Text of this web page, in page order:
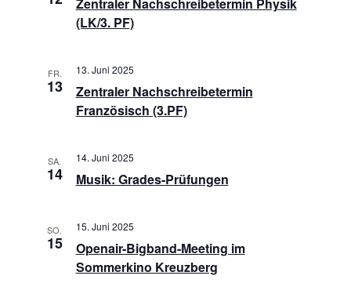
(LK/3. PF)
FR.
13
Zentraler Nachschreibetermin
Französisch (3.PF)
13. Juni 2025
SA.
14 Musik: Grades-Prüfungen
14. Juni 2025
SO.
15
Openair-Bigband-Meeting im
Sommerkino Kreuzberg
15. Juni 2025